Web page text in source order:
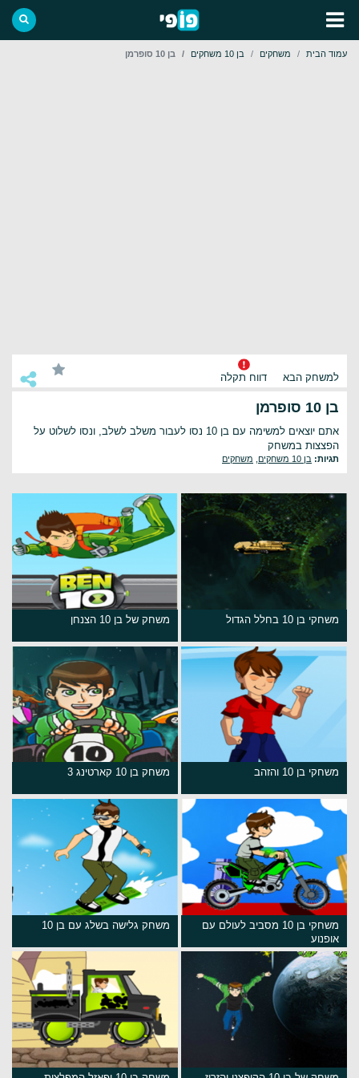
עמוד הבית משחקים בן 10 משחקים בן 10 סופרמן
למשחק הבא דווח תקלה
בן 10 סופרמן
אתם יוצאים למשימה עם בן 10 נסו לעבור משלב לשלב, ונסו לשלוט על
הפצצות במשחק
תגיות: בן 10 משחקים משחקים
משחקי בן 10 בחלל הגדול משחק של בן 10 הצנחן
משחקי בן 10 והזהב משחק בן 10 קארטינג 3
משחקי בן 10 מסביב לעולם עם
אופנוע
משחק גלישה בשלג עם בן 10